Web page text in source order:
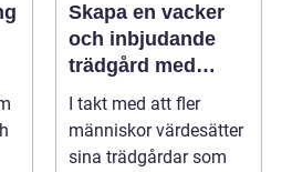
Skapa en vacker
och inbjudande
trädgård med
trädgårdsdekorati
oner
I takt med att fler
människor värdesätter
sina trädgårdar som